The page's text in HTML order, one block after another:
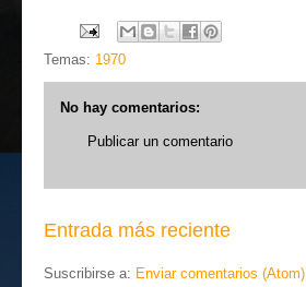
Temas: 1970
No hay comentarios:
Publicar un comentario
Entrada más reciente
Suscribirse a: Enviar comentarios (Atom)